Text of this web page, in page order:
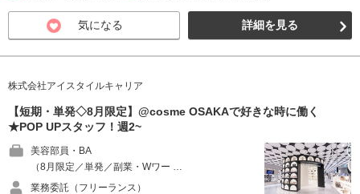
気になる 詳細を見る
株式会社アイスタイルキャリア
【短期・単発◇8月限定】@cosme OSAKAで好きな時に働く
★POP UPスタッフ！週2~
美容部員・BA
（8月限定／単発／副業・Wワー …
業務委託（フリーランス）